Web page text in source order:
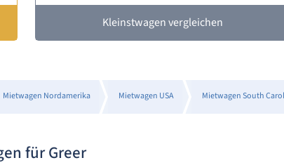
Kleinstwagen vergleichen
Mietwagen Nordamerika Mietwagen USA Mietwagen South
für Greer